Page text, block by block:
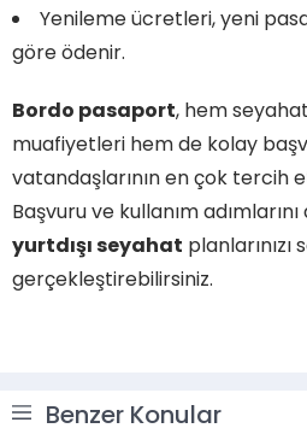
Yenileme ücretleri, yeni
göre ödenir.
Bordo pasaport, hem
muafiyetleri hem de kolay
vatandaşlarının en çok tercih
Başvuru ve kullanım
yurtdışı seyahat planlarınızı
gerçekleştirebilirsiniz.
Benzer Konular